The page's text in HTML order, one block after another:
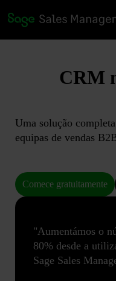
CRM
Uma solução
equipas de vendas
Comece gratuitamente
"Aumentámos o
80% desde a
Sage Sales